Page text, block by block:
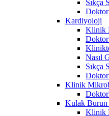
Sıkça
Kardiyoloji
Klinik
Doktor
Nasıl
Sıkça
Klinik
Kulak Burun
Klinik